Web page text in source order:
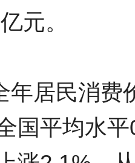
元。
年居民消费
国平均水